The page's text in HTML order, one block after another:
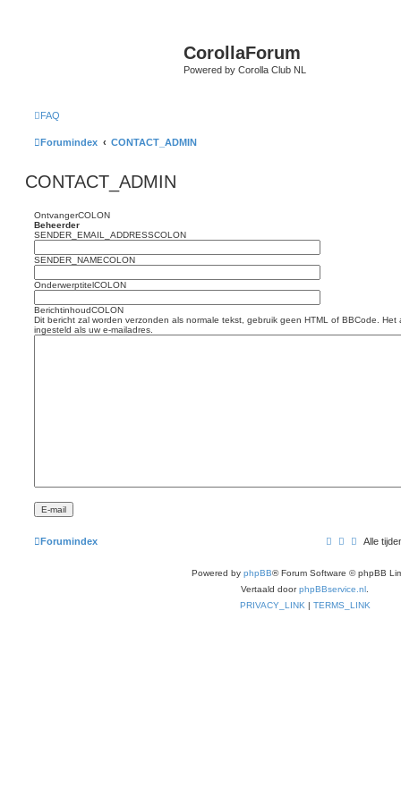
CorollaForum
Powered by Corolla Club NL
FAQ
Forumindex CONTACT_ADMIN
CONTACT_ADMIN
OntvangerCOLON
Beheerder
SENDER_EMAIL_ADDRESSCOLON
SENDER_NAMECOLON
OnderwerptitelCOLON
BerichtinhoudCOLON
Dit bericht zal worden verzonden als normale tekst, gebruik geen HTML of BBCode.
ingesteld als uw e-mailadres.
Forumindex Alle
Powered by phpBB® Forum Software © phpBB
Vertaald doorphpBBservice.nl
PRIVACY_LINK | TERMS_LINK